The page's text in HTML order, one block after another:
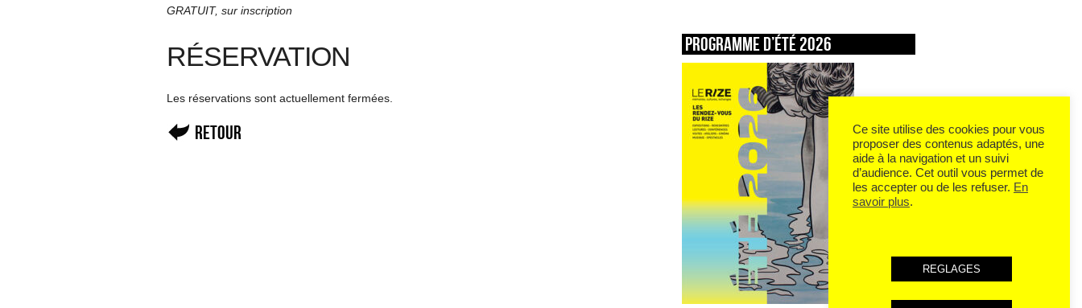
GRATUIT, sur inscription
RÉSERVATION
Les réservations sont actuellement fermées.
Retour
Programme d’été 2026
Ce site utilise des cookies pour vous
proposer des contenus adaptés, une
aide à la navigation et un suivi
d’audience. Cet outil vous permet de
les accepter ou de les refuser. En
savoir plus.
REGLAGES